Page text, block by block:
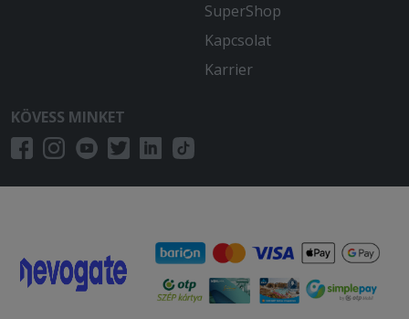
SuperShop
Kapcsolat
Karrier
KÖVESS MINKET